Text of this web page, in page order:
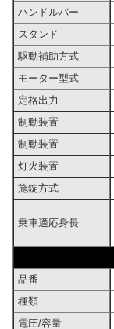
ハンドルバー
スタンド
駆動補助方式
モーター型式
定格出力
制動装置
制動装置
灯火装置
施錠方式
乗車適応身長
品番
種類
電圧/容量